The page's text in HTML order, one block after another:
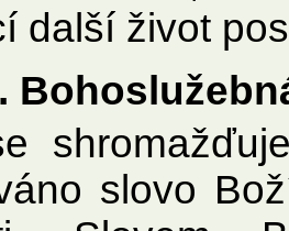
další život
slovo